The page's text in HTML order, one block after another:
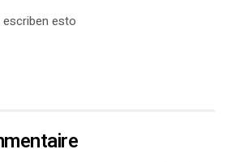
esto